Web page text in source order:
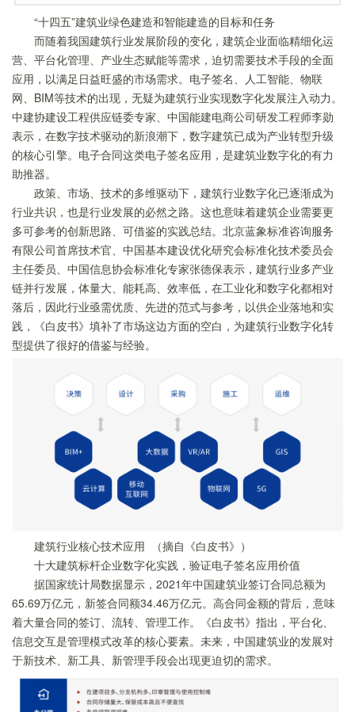
“十四五”建筑业绿色建造和智能建造的目标和任务
而随着我国建筑行业发展阶段的变化，建筑企业面临精细化运
营、平台化管理、产业生态赋能等需求，迫切需要技术手段的全面
应用，以满足日益旺盛的市场需求。电子签名、人工智能、物联
网、BIM等技术的出现，无疑为建筑行业实现数字化发展注入动力。
中建协建设工程供应链委专家、中国能建电商公司研发工程师李勋
表示，在数字技术驱动的新浪潮下，数字建筑已成为产业转型升级
的核心引擎。电子合同这类电子签名应用，是建筑业数字化的有力
助推器。
政策、市场、技术的多维驱动下，建筑行业数字化已逐渐成为
行业共识，也是行业发展的必然之路。这也意味着建筑企业需要更
多可参考的创新思路、可借鉴的实践总结。北京蓝象标准咨询服务
有限公司首席技术官、中国基本建设优化研究会标准化技术委员会
主任委员、中国信息协会标准化专家张德保表示，建筑行业多产业
链并行发展，体量大、能耗高、效率低，在工业化和数字化都相对
落后，因此行业亟需优质、先进的范式与参考，以供企业落地和实
践，《白皮书》填补了市场这边方面的空白，为建筑行业数字化转
型提供了很好的借鉴与经验。
建筑行业核心技术应用 （摘自《白皮书》）
十大建筑标杆企业数字化实践，验证电子签名应用价值
据国家统计局数据显示，2021年中国建筑业签订合同总额为
65.69万亿元，新签合同额34.46万亿元。高合同金额的背后，意味
着大量合同的签订、流转、管理工作。《白皮书》指出，平台化、
信息交互是管理模式改革的核心要素。未来，中国建筑业的发展对
于新技术、新工具、新管理手段会出现更迫切的需求。